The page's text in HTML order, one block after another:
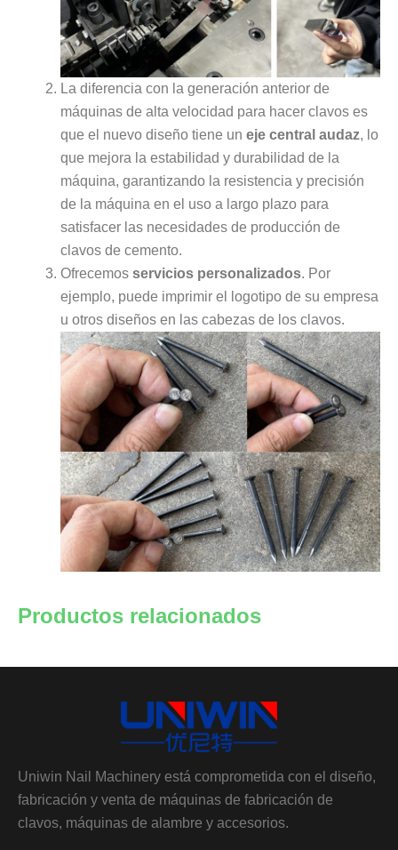
La diferencia con la generación anterior de
máquinas de alta velocidad para hacer clavos es
que el nuevo diseño tiene un eje central audaz, lo
que mejora la estabilidad y durabilidad de la
máquina, garantizando la resistencia y precisión
de la máquina en el uso a largo plazo para
satisfacer las necesidades de producción de
clavos de cemento.
Ofrecemos servicios personalizados. Por
ejemplo, puede imprimir el logotipo de su empresa
u otros diseños en las cabezas de los clavos.
Productos relacionados
Uniwin Nail Machinery está comprometida con el diseño,
fabricación y venta de máquinas de fabricación de
clavos, máquinas de alambre y accesorios.